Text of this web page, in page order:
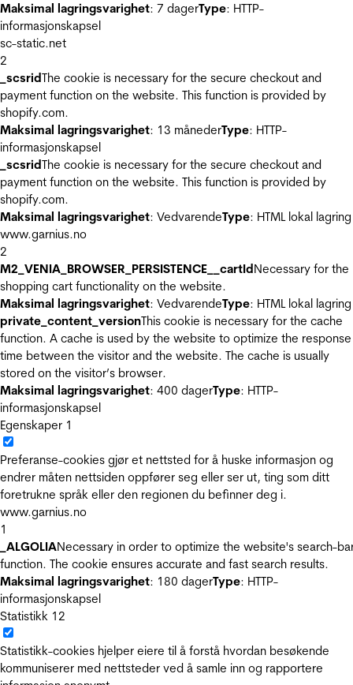
Maksimal lagringsvarighet: 7 dagerType: HTTP-
informasjonskapsel
sc-static.net
2
_scsridThe cookie is necessary for the secure checkout and
payment function on the website. This function is provided by
shopify.com.
Maksimal lagringsvarighet: 13 månederType: HTTP-
informasjonskapsel
_scsridThe cookie is necessary for the secure checkout and
payment function on the website. This function is provided by
shopify.com.
Maksimal lagringsvarighet: VedvarendeType: HTML lokal lagring
www.garnius.no
2
M2_VENIA_BROWSER_PERSISTENCE__cartIdNecessary for the
shopping cart functionality on the website.
Maksimal lagringsvarighet: VedvarendeType: HTML lokal lagring
private_content_versionThis cookie is necessary for the cache
function. A cache is used by the website to optimize the response
time between the visitor and the website. The cache is usually
stored on the visitor’s browser.
Maksimal lagringsvarighet: 400 dagerType: HTTP-
informasjonskapsel
Egenskaper 1
Preferanse-cookies gjør et nettsted for å huske informasjon og
endrer måten nettsiden oppfører seg eller ser ut, ting som ditt
foretrukne språk eller den regionen du befinner deg i.
www.garnius.no
1
_ALGOLIANecessary in order to optimize the website's search-
function. The cookie ensures accurate and fast search results.
Maksimal lagringsvarighet: 180 dagerType: HTTP-
informasjonskapsel
Statistikk 12
Statistikk-cookies hjelper eiere til å forstå hvordan besøkende
kommuniserer med nettsteder ved å samle inn og rapportere